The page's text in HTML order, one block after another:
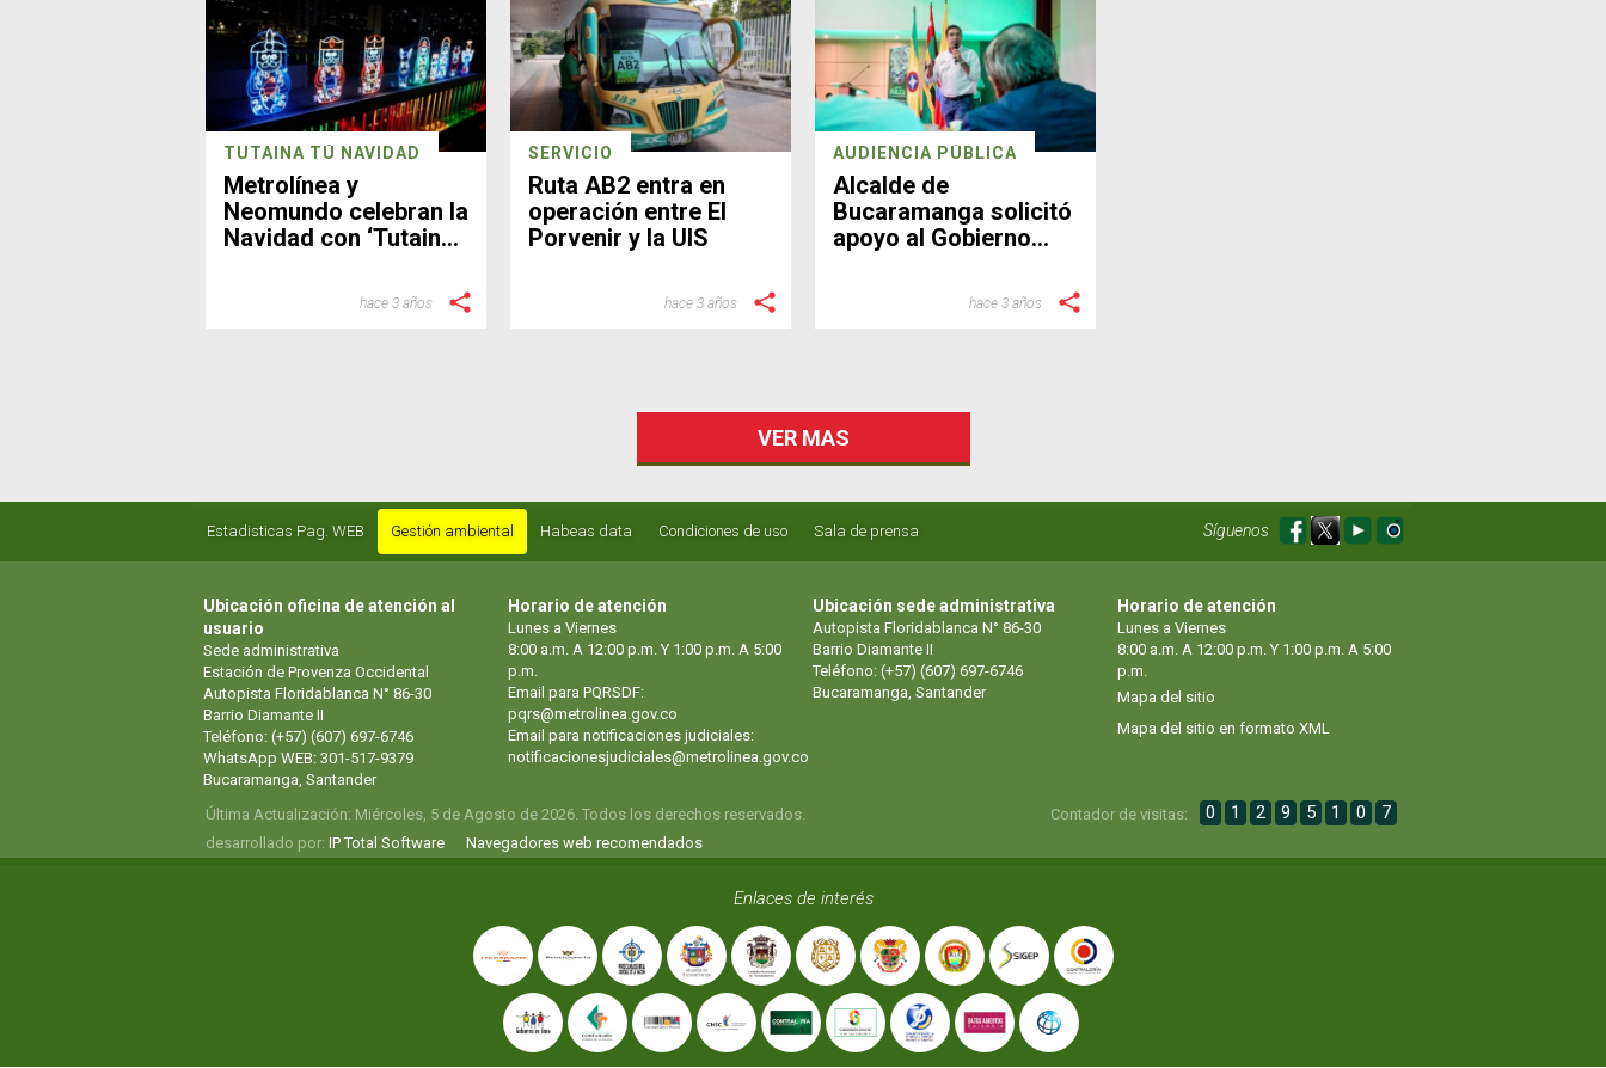
TUTAINA TÚ NAVIDAD
Metrolínea y
Neomundo celebran la
Navidad con ‘Tutaina
hace 3 años
SERVICIO
Ruta AB2 entra en
operación entre El
Porvenir y la UIS
hace 3 años
AUDIENCIA PÚBLICA
Alcalde de
Bucaramanga solicitó
apoyo al Gobierno
hace 3 años
VER MAS
Estadisticas Pag. WEB Gestión ambiental Habeas data Condiciones de uso Sala de prensa Síguenos
Ubicación oficina de atención al
usuario
Sede administrativa
Estación de Provenza Occidental
Autopista Floridablanca N° 86-30
Barrio Diamante II
Teléfono: (+57) (607) 697-6746
WhatsApp WEB: 301-517-9379
Bucaramanga, Santander
Horario de atención
Lunes a Viernes
8:00 a.m. A 12:00 p.m. Y 1:00 p.m. A 5:00
p.m.
Email para PQRSDF:
pqrs@metrolinea.gov.co
Email para notificaciones judiciales:
notificacionesjudiciales@metrolinea.gov.co
Ubicación sede administrativa
Autopista Floridablanca N° 86-30
Barrio Diamante II
Teléfono: (+57) (607) 697-6746
Bucaramanga, Santander
Horario de atención
Lunes a Viernes
8:00 a.m. A 12:00 p.m. Y 1:00 p.m. A 5:00
p.m.
Mapa del sitio
Mapa del sitio en formato XML
Última Actualización: Miércoles, 5 de Agosto de 2026. Todos los derechos reservados.
desarrollado por: IP Total Software Navegadores web recomendados
Contador de visitas: 0 1 2 9 5 1 0 7
Enlaces de interés